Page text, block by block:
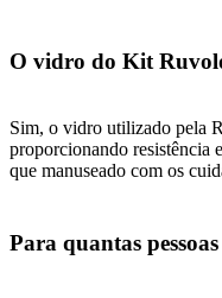
O vidro do Kit
Sim, o vidro utilizado pela
proporcionando resistência
que manuseado com os
Para quantas